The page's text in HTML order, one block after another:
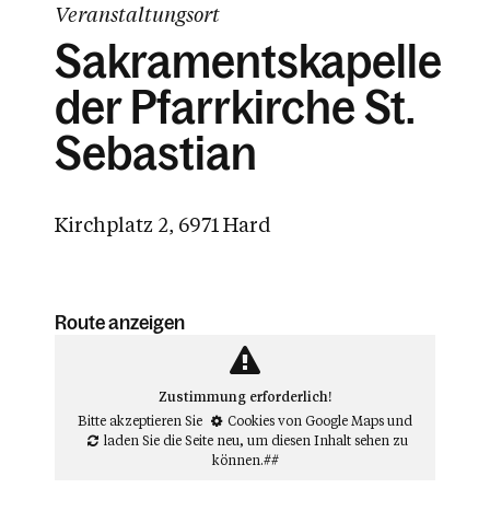
Veranstaltungsort
Sakramentskapelle
der Pfarrkirche St.
Sebastian
Kirchplatz 2, 6971 Hard
Route anzeigen
Zustimmung erforderlich!
Bitte akzeptieren Sie
Cookies von Google Mapsund
laden Sie die Seite neu, um diesen Inhalt sehen zu
können.##